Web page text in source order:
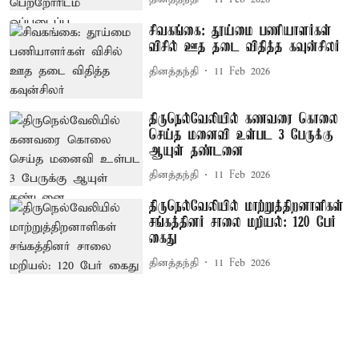
சிவகங்கை: தூய்மை பணியாளர்கள்
விசில் ஊத தடை விதித்த கவுன்சிலர்
தினத்தந்தி 11 Feb 2026
திருநெல்வேலியில் கணவரை கொலை
செய்த மனைவி உள்பட 3 பேருக்கு
ஆயுள் தண்டனை
தினத்தந்தி 11 Feb 2026
திருநெல்வேலியில் மாற்றுத்திறனாளிகள்
சங்கத்தினர் சாலை மறியல்: 120 பேர்
கைது
தினத்தந்தி 11 Feb 2026